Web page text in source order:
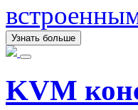
Узнать больше
KVM